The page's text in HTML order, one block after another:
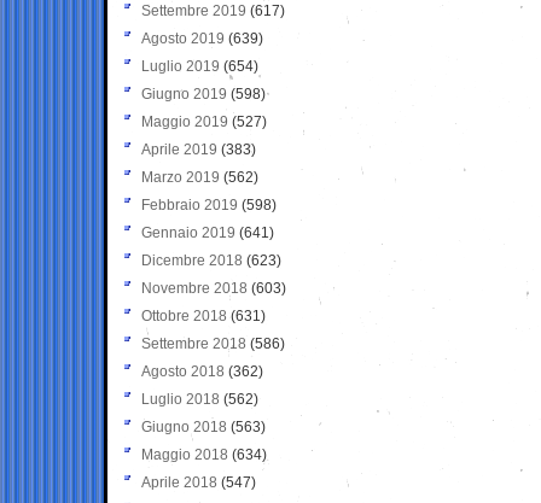
Settembre 2019 (617)
Agosto 2019 (639)
Luglio 2019 (654)
Giugno 2019 (598)
Maggio 2019 (527)
Aprile 2019 (383)
Marzo 2019 (562)
Febbraio 2019 (598)
Gennaio 2019 (641)
Dicembre 2018 (623)
Novembre 2018 (603)
Ottobre 2018 (631)
Settembre 2018 (586)
Agosto 2018 (362)
Luglio 2018 (562)
Giugno 2018 (563)
Maggio 2018 (634)
Aprile 2018 (547)